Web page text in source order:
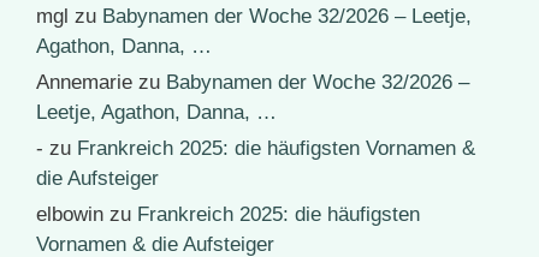
mgl zu Babynamen der Woche 32/2026 – Leetje,
Agathon, Danna, …
Annemarie zu Babynamen der Woche 32/2026 –
Leetje, Agathon, Danna, …
- zu Frankreich 2025: die häufigsten Vornamen &
die Aufsteiger
elbowin zu Frankreich 2025: die häufigsten
Vornamen & die Aufsteiger